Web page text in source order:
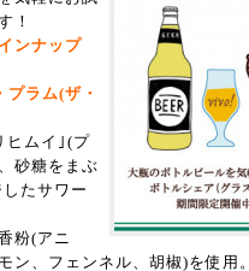
！
ンナップ
プラム(ザ・
ヒムイ｣(プ
砂糖をまぶ
たサワー
粉(アニ
ン、フェンネル、胡椒)を使用。